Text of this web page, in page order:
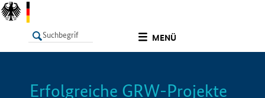
MENÜ
LISTE Info
Erfolgreiche GRW-Projekte